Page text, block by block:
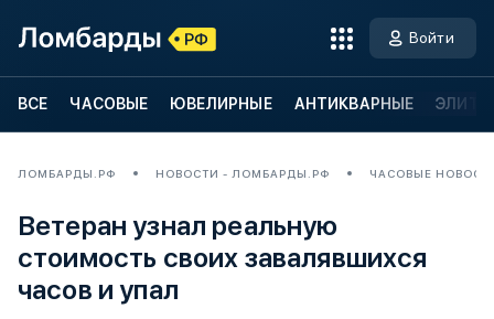
Войти
ВСЕ ЧАСОВЫЕ ЮВЕЛИРНЫЕ АНТИКВАРНЫЕ
ЛОМБАРДЫ.РФ НОВОСТИ - ЛОМБАРДЫ.РФ ЧАСОВЫЕ
Ветеран узнал реальную
стоимость своих завалявшихся
часов и упал